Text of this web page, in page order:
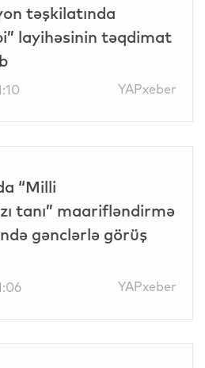
təşkilatında
layihəsinin təqdimat
YAPxeber
“Milli
tanı” maarifləndirmə
gənclərlə görüş
YAPxeber